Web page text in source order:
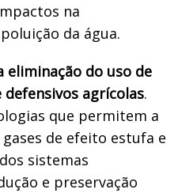
na
da água.
eliminação do uso de
agrícolas.
que permitem a
de efeito estufa e
sistemas
e preservação